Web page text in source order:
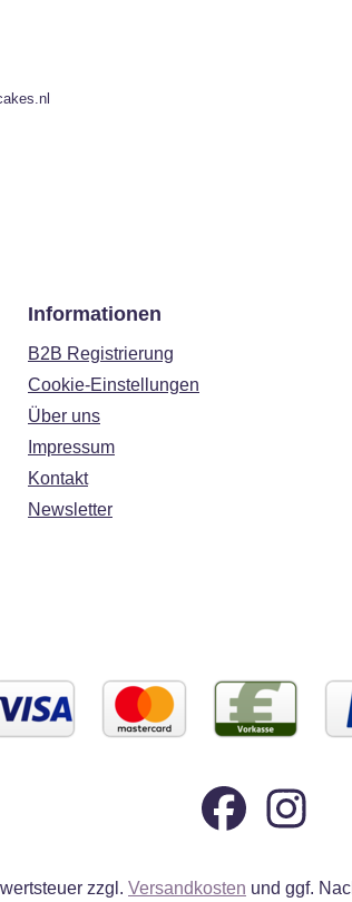
Informationen
B2B Registrierung
Cookie-Einstellungen
Über uns
Impressum
Kontakt
Newsletter
zzgl. Versandkosten und ggf.